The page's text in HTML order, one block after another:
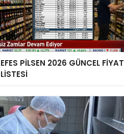
EFES PİLSEN 2026 GÜNCEL FİYAT
LİSTESİ